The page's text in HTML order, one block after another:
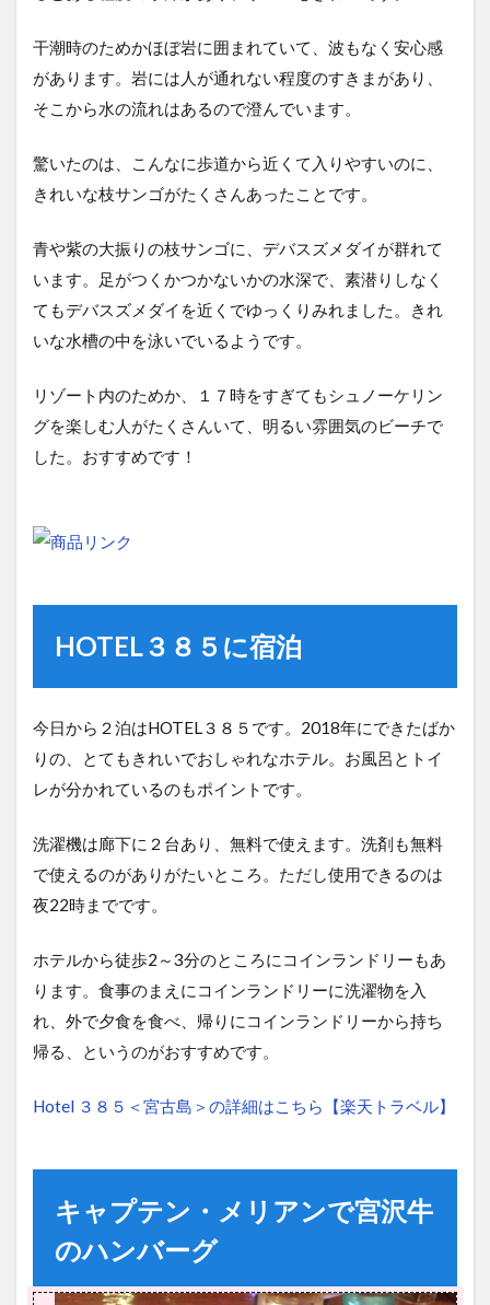
干潮時のためかほぼ岩に囲まれていて、波もなく安心感
があります。岩には人が通れない程度のすきまがあり、
そこから水の流れはあるので澄んでいます。
驚いたのは、こんなに歩道から近くて入りやすいのに、
きれいな枝サンゴがたくさんあったことです。
青や紫の大振りの枝サンゴに、デバスズメダイが群れて
います。足がつくかつかないかの水深で、素潜りしなく
てもデバスズメダイを近くでゆっくりみれました。きれ
いな水槽の中を泳いでいるようです。
リゾート内のためか、１７時をすぎてもシュノーケリン
グを楽しむ人がたくさんいて、明るい雰囲気のビーチで
した。おすすめです！
HOTEL３８５に宿泊
今日から２泊はHOTEL３８５です。2018年にできたばか
りの、とてもきれいでおしゃれなホテル。お風呂とトイ
レが分かれているのもポイントです。
洗濯機は廊下に２台あり、無料で使えます。洗剤も無料
で使えるのがありがたいところ。ただし使用できるのは
夜22時までです。
ホテルから徒歩2～3分のところにコインランドリーもあ
ります。食事のまえにコインランドリーに洗濯物を入
れ、外で夕食を食べ、帰りにコインランドリーから持ち
帰る、というのがおすすめです。
Hotel ３８５＜宮古島＞の詳細はこちら【楽天トラベル】
キャプテン・メリアンで宮沢牛
のハンバーグ